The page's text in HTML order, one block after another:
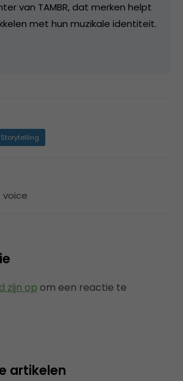
van TAMBR, dat merken helpt
met hun muzikale identiteit.
voice
zijn op om een reactie te
artikelen